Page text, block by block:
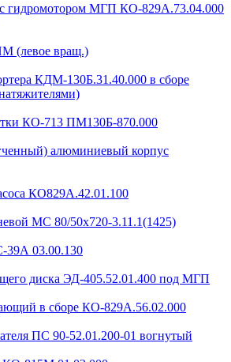
с гидромотором МГП КО-829А.73.04.000
(левое вращ.)
КДМ-130Б.31.40.000 в сборе
КО-713 ПМ130Б-870.000
алюминиевый корпус
КО829А.42.01.100
МС 80/50х720-3.11.1(1425)
39А 03.00.130
диска ЭД-405.52.01.400 под МГП
в сборе КО-829А.56.02.000
ПС 90-52.01.200-01 вогнутый